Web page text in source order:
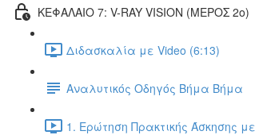
ΚΕΦΑΛΑΙΟ 7: V-RAY VISION (ΜΕΡΟΣ 2ο)
Διδασκαλία με Video (6:13)
Αναλυτικός Οδηγός Βήμα Βήμα
1. Ερώτηση Πρακτικής Άσκησης